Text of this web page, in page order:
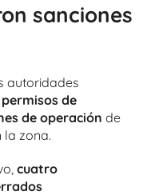
sanciones
autoridades
de
de operación de
la zona.
cuatro